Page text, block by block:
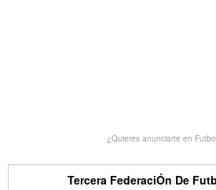
¿Quieres anunciarte en
Tercera FederaciÓn De